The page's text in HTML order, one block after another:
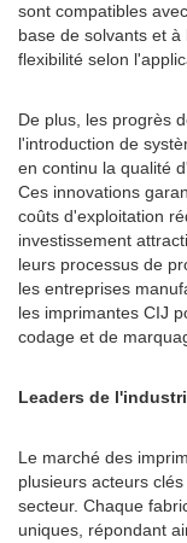
sont compatibles
base de solvants et
flexibilité selon
De plus, les progrès
l'introduction de
en continu la qualité
Ces innovations
coûts d'exploitation
investissement
leurs processus de
les entreprises
les imprimantes CIJ
codage et de
Leaders de
Le marché des
plusieurs acteurs
secteur. Chaque
uniques, répondant